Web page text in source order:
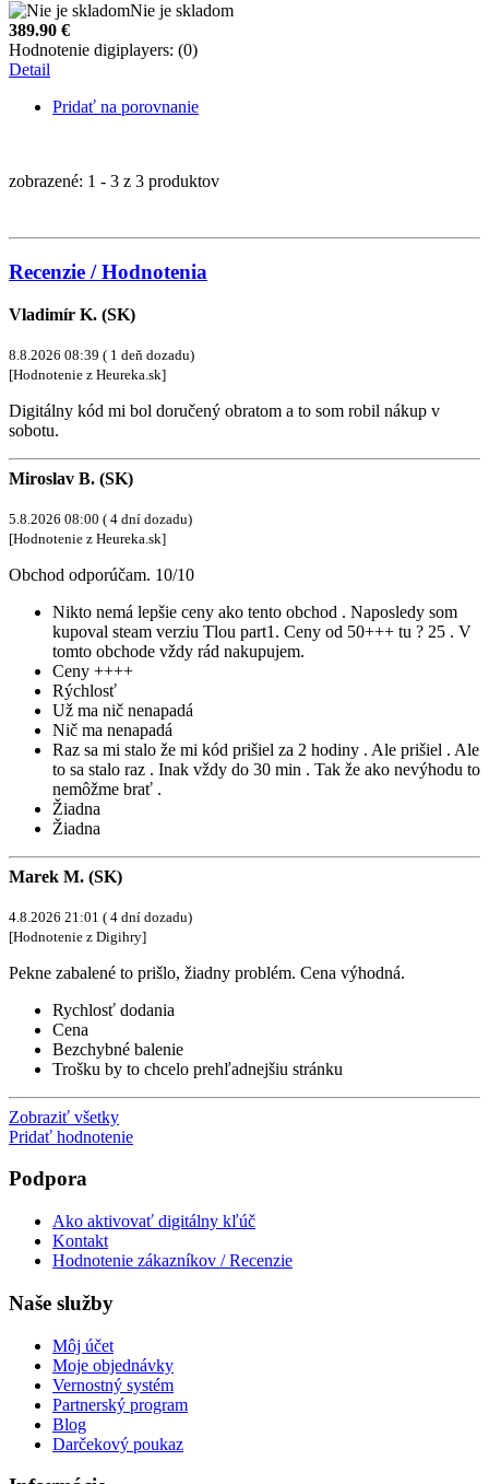
Nie je skladom
389.90 €
Hodnotenie digiplayers: (0)
Detail
Pridať na porovnanie
zobrazené: 1 - 3 z 3 produktov
Recenzie / Hodnotenia
Vladimír K. (SK)
8.8.2026 08:39 ( 1 deň dozadu)
[Hodnotenie z Heureka.sk]
Digitálny kód mi bol doručený obratom a to som robil nákup v
sobotu.
Miroslav B. (SK)
5.8.2026 08:00 ( 4 dní dozadu)
[Hodnotenie z Heureka.sk]
Obchod odporúčam. 10/10
Nikto nemá lepšie ceny ako tento obchod . Naposledy som
kupoval steam verziu Tlou part1. Ceny od 50+++ tu ? 25 . V
tomto obchode vždy rád nakupujem.
Ceny ++++
Rýchlosť
Už ma nič nenapadá
Nič ma nenapadá
Raz sa mi stalo že mi kód prišiel za 2 hodiny . Ale prišiel . Ale
to sa stalo raz . Inak vždy do 30 min . Tak že ako nevýhodu to
nemôžme brať .
Žiadna
Žiadna
Marek M. (SK)
4.8.2026 21:01 ( 4 dní dozadu)
[Hodnotenie z Digihry]
Pekne zabalené to prišlo, žiadny problém. Cena výhodná.
Rychlosť dodania
Cena
Bezchybné balenie
Trošku by to chcelo prehľadnejšiu stránku
Zobraziť všetky
Pridať hodnotenie
Podpora
Ako aktivovať digitálny kľúč
Kontakt
Hodnotenie zákazníkov / Recenzie
Naše služby
Môj účet
Moje objednávky
Vernostný systém
Partnerský program
Blog
Darčekový poukaz